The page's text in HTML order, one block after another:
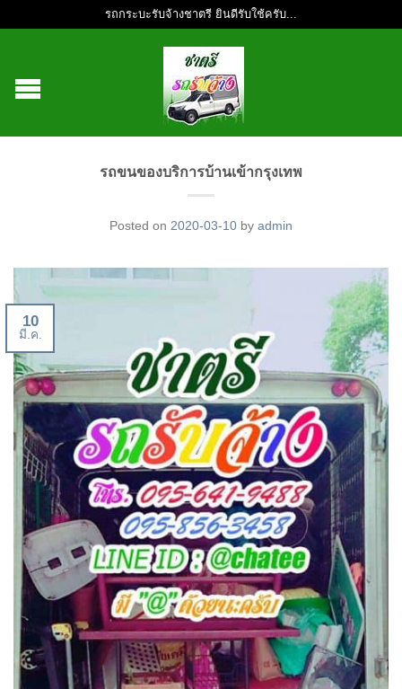
รถกระบะรับจ้างชาตรี ยินดีรับใช้ครับ...
รถขนของบริการบ้านเข้ากรุงเทพ
Posted on 2020-03-10 by admin
10
มี.ค.